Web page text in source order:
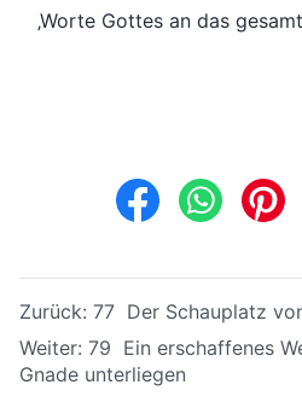
‚Worte Gottes an das
Zurück: 77 Der Schauplatz
Weiter: 79 Ein erschaffenes
Gnade unterliegen